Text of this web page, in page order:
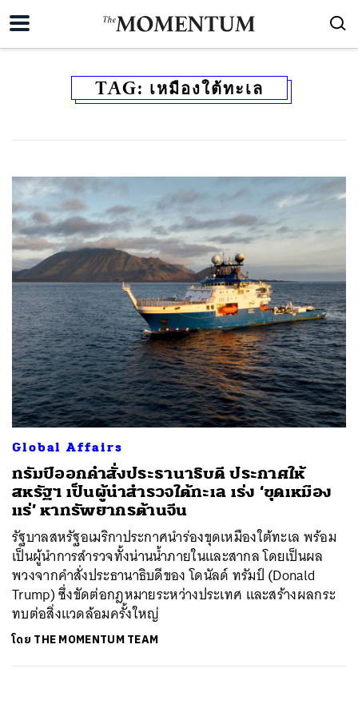
TAG: เหมืองใต้ทะเล
Global Affairs
ทรัมป์ออกคำสั่งประธานาธิบดี ประกาศให้
สหรัฐฯ เป็นผู้นำสำรวจใต้ทะเล เร่ง ‘ขุดเหมือง
แร่’ หาทรัพยากรต้านจีน
รัฐบาลสหรัฐอเมริกาประกาศนำร่องขุดเหมืองใต้ทะเล พร้อม
เป็นผู้นำการสำรวจทั้งน่านน้ำภายในและสากล โดยเป็นผล
พวงจากคำสั่งประธานาธิบดีของ โดนัลด์ ทรัมป์ (Donald
Trump) ซึ่งขัดต่อกฎหมายระหว่างประเทศ และสร้างผลกระ
ทบต่อสิ่งแวดล้อมครั้งใหญ่
โดย THE MOMENTUM TEAM
ค้นหา
SHARE